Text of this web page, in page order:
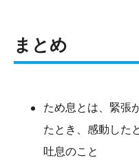
まとめ
ため息とは、緊張
たとき、感動した
吐息のこと